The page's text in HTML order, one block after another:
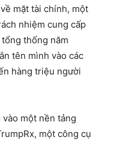
mặt tài chính, một
nhiệm cung cấp
thống năm
tên mình vào các
hàng triệu người
một nền tảng
một công cụ